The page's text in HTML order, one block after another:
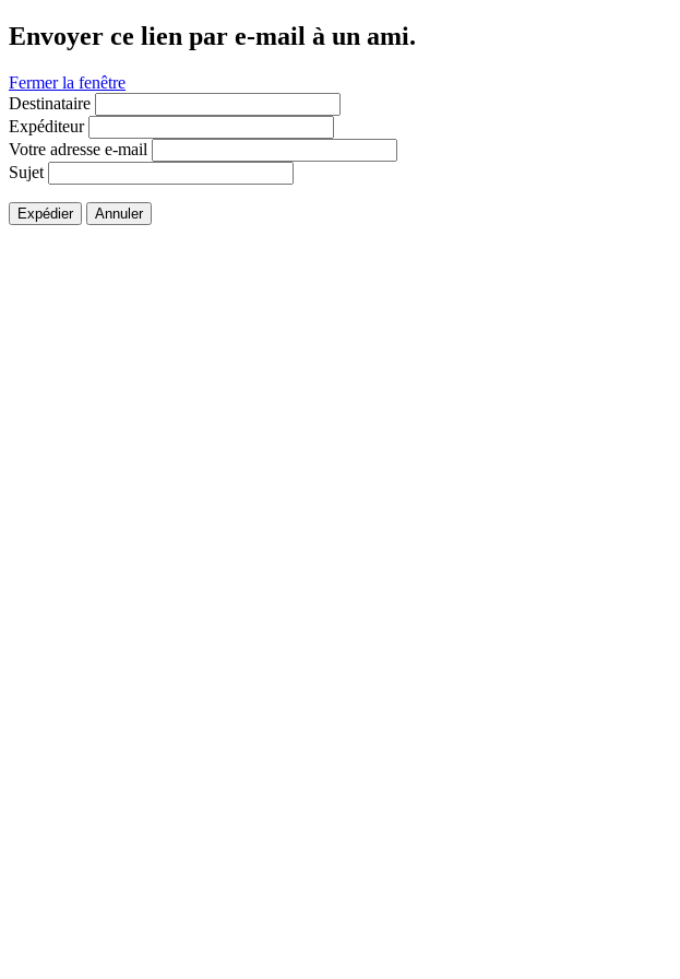
Envoyer ce lien par e-mail à un ami.
Fermer la fenêtre
Destinataire
Expéditeur
Votre adresse e-mail
Sujet
Expédier Annuler